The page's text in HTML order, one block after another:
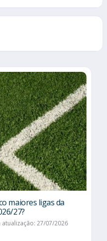
maiores ligas da
27?
atualização: 27/07/2026